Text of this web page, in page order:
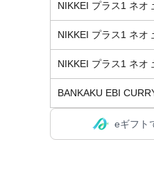
NIKKEI プラス1 ネオ
NIKKEI プラス1 ネオ
NIKKEI プラス1 ネオ
BANKAKU EBI
eギフト